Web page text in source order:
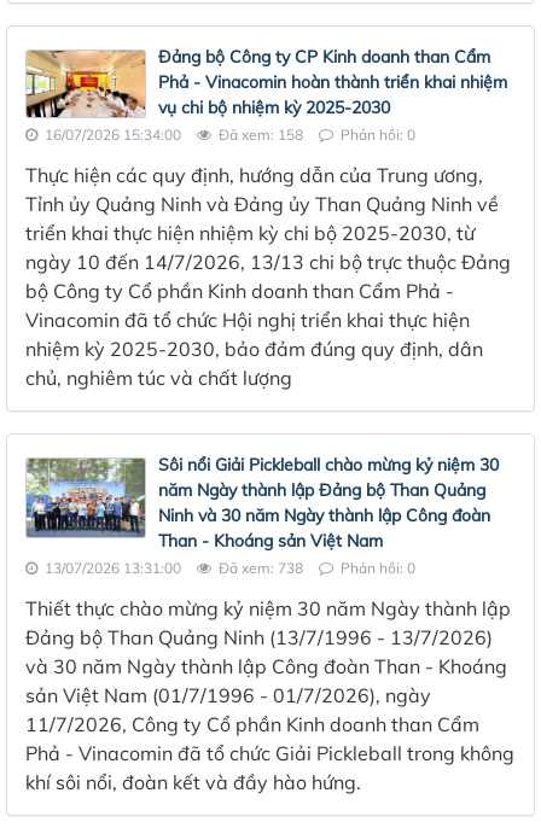
Đảng bộ Công ty CP Kinh doanh than Cẩm
Phả - Vinacomin hoàn thành triển khai nhiệm
vụ chi bộ nhiệm kỳ 2025-2030
16/07/2026 15:34:00 Đã xem: 158 Phản hồi: 0
Thực hiện các quy định, hướng dẫn của Trung ương,
Tỉnh ủy Quảng Ninh và Đảng ủy Than Quảng Ninh về
triển khai thực hiện nhiệm kỳ chi bộ 2025-2030, từ
ngày 10 đến 14/7/2026, 13/13 chi bộ trực thuộc Đảng
bộ Công ty Cổ phần Kinh doanh than Cẩm Phả -
Vinacomin đã tổ chức Hội nghị triển khai thực hiện
nhiệm kỳ 2025-2030, bảo đảm đúng quy định, dân
chủ, nghiêm túc và chất lượng
Sôi nổi Giải Pickleball chào mừng kỷ niệm 30
năm Ngày thành lập Đảng bộ Than Quảng
Ninh và 30 năm Ngày thành lập Công đoàn
Than - Khoáng sản Việt Nam
13/07/2026 13:31:00 Đã xem: 738 Phản hồi: 0
Thiết thực chào mừng kỷ niệm 30 năm Ngày thành lập
Đảng bộ Than Quảng Ninh (13/7/1996 - 13/7/2026)
và 30 năm Ngày thành lập Công đoàn Than - Khoáng
sản Việt Nam (01/7/1996 - 01/7/2026), ngày
11/7/2026, Công ty Cổ phần Kinh doanh than Cẩm
Phả - Vinacomin đã tổ chức Giải Pickleball trong không
khí sôi nổi, đoàn kết và đầy hào hứng.